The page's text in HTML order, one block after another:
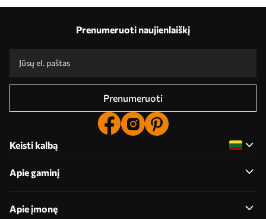
Prenumeruoti naujienlaiškį
Prenumeruoti
Keisti kalbą
Apie gaminį
Apie įmonę